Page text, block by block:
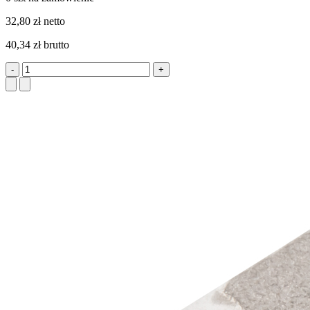
32,80 zł netto
40,34 zł brutto
- +